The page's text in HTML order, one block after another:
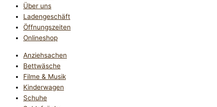
Über uns
Ladengeschäft
Öffnungszeiten
Onlineshop
Anziehsachen
Bettwäsche
Filme & Musik
Kinderwagen
Schuhe